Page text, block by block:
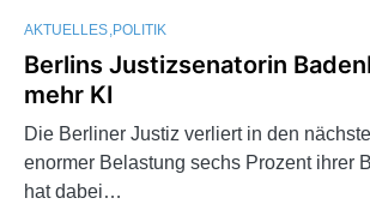
AKTUELLES POLITIK
Berlins Justizsenatorin
mehr KI
Die Berliner Justiz verliert in den
enormer Belastung sechs Prozent ihrer
hat dabei…